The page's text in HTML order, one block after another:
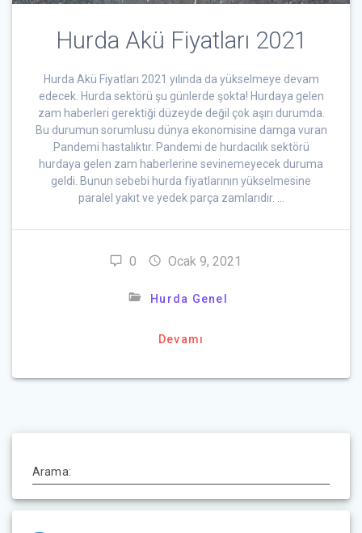
Hurda Akü Fiyatları 2021
Hurda Akü Fiyatları 2021 yılında da yükselmeye devam
edecek. Hurda sektörü şu günlerde şokta! Hurdaya gelen
zam haberleri gerektiği düzeyde değil çok aşırı durumda.
Bu durumun sorumlusu dünya ekonomisine damga vuran
Pandemi hastalıktır. Pandemi de hurdacılık sektörü
hurdaya gelen zam haberlerine sevinemeyecek duruma
geldi. Bunun sebebi hurda fiyatlarının yükselmesine
paralel yakıt ve yedek parça zamlarıdır. …
0 Ocak 9, 2021
Hurda Genel
Devamı
Arama: